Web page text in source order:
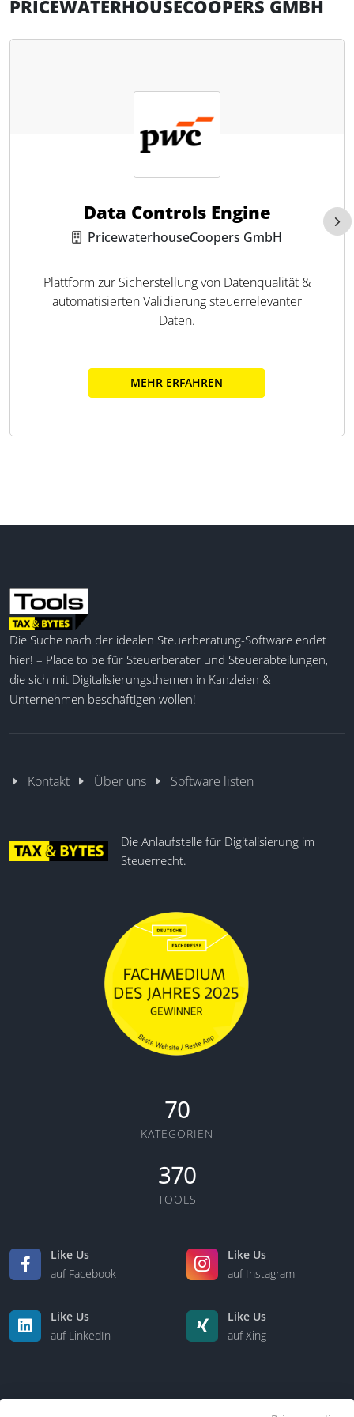
PRICEWATERHOUSECOOPERS GMBH
Data Controls Engine
PricewaterhouseCoopers GmbH
Plattform zur Sicherstellung von Datenqualität &
automatisierten Validierung steuerrelevanter
Daten.
MEHR ERFAHREN
Die Suche nach der idealen Steuerberatung-Software endet
hier! – Place to be für Steuerberater und Steuerabteilungen,
die sich mit Digitalisierungsthemen in Kanzleien &
Unternehmen beschäftigen wollen!
Kontakt Über uns Software listen
Die Anlaufstelle für Digitalisierung im
Steuerrecht.
70
KATEGORIEN
370
TOOLS
Like Us
auf Facebook
Like Us
auf Instagram
Like Us
auf LinkedIn
Like Us
auf Xing